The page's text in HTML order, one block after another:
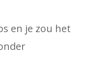
en je zou het